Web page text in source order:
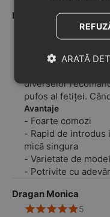
Iulia Avram
5
de când cea mică
diverselor
pufos al fetiței.
am găsit acest site
gândindu-mă poate
măcar un model.
modelele ii veneau
De atunci avem
pantofiori ca
Fetița merge la
maxima ușurintă cu
Avantaje
- Foarte comozi
- Rapid de introdus
mică singura
- Varietate de
- Potrivite cu
Dragan Monica
5
ARATĂ